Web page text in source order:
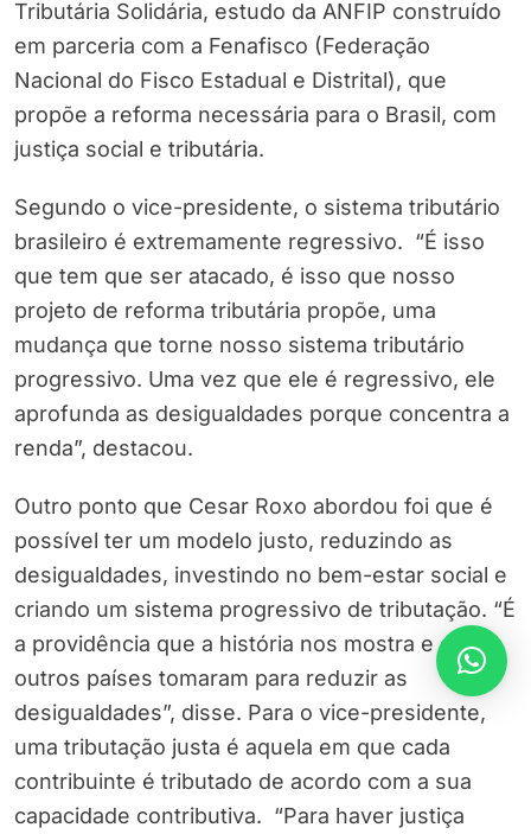
Tributária Solidária, estudo da ANFIP construído
em parceria com a Fenafisco (Federação
Nacional do Fisco Estadual e Distrital), que
propõe a reforma necessária para o Brasil, com
justiça social e tributária.
Segundo o vice-presidente, o sistema tributário
brasileiro é extremamente regressivo. “É isso
que tem que ser atacado, é isso que nosso
projeto de reforma tributária propõe, uma
mudança que torne nosso sistema tributário
progressivo. Uma vez que ele é regressivo, ele
aprofunda as desigualdades porque concentra a
renda”, destacou.
Outro ponto que Cesar Roxo abordou foi que é
possível ter um modelo justo, reduzindo as
desigualdades, investindo no bem-estar social e
criando um sistema progressivo de tributação. “É
a providência que a história nos mostra e que
outros países tomaram para reduzir as
desigualdades”, disse. Para o vice-presidente,
uma tributação justa é aquela em que cada
contribuinte é tributado de acordo com a sua
capacidade contributiva. “Para haver justiça